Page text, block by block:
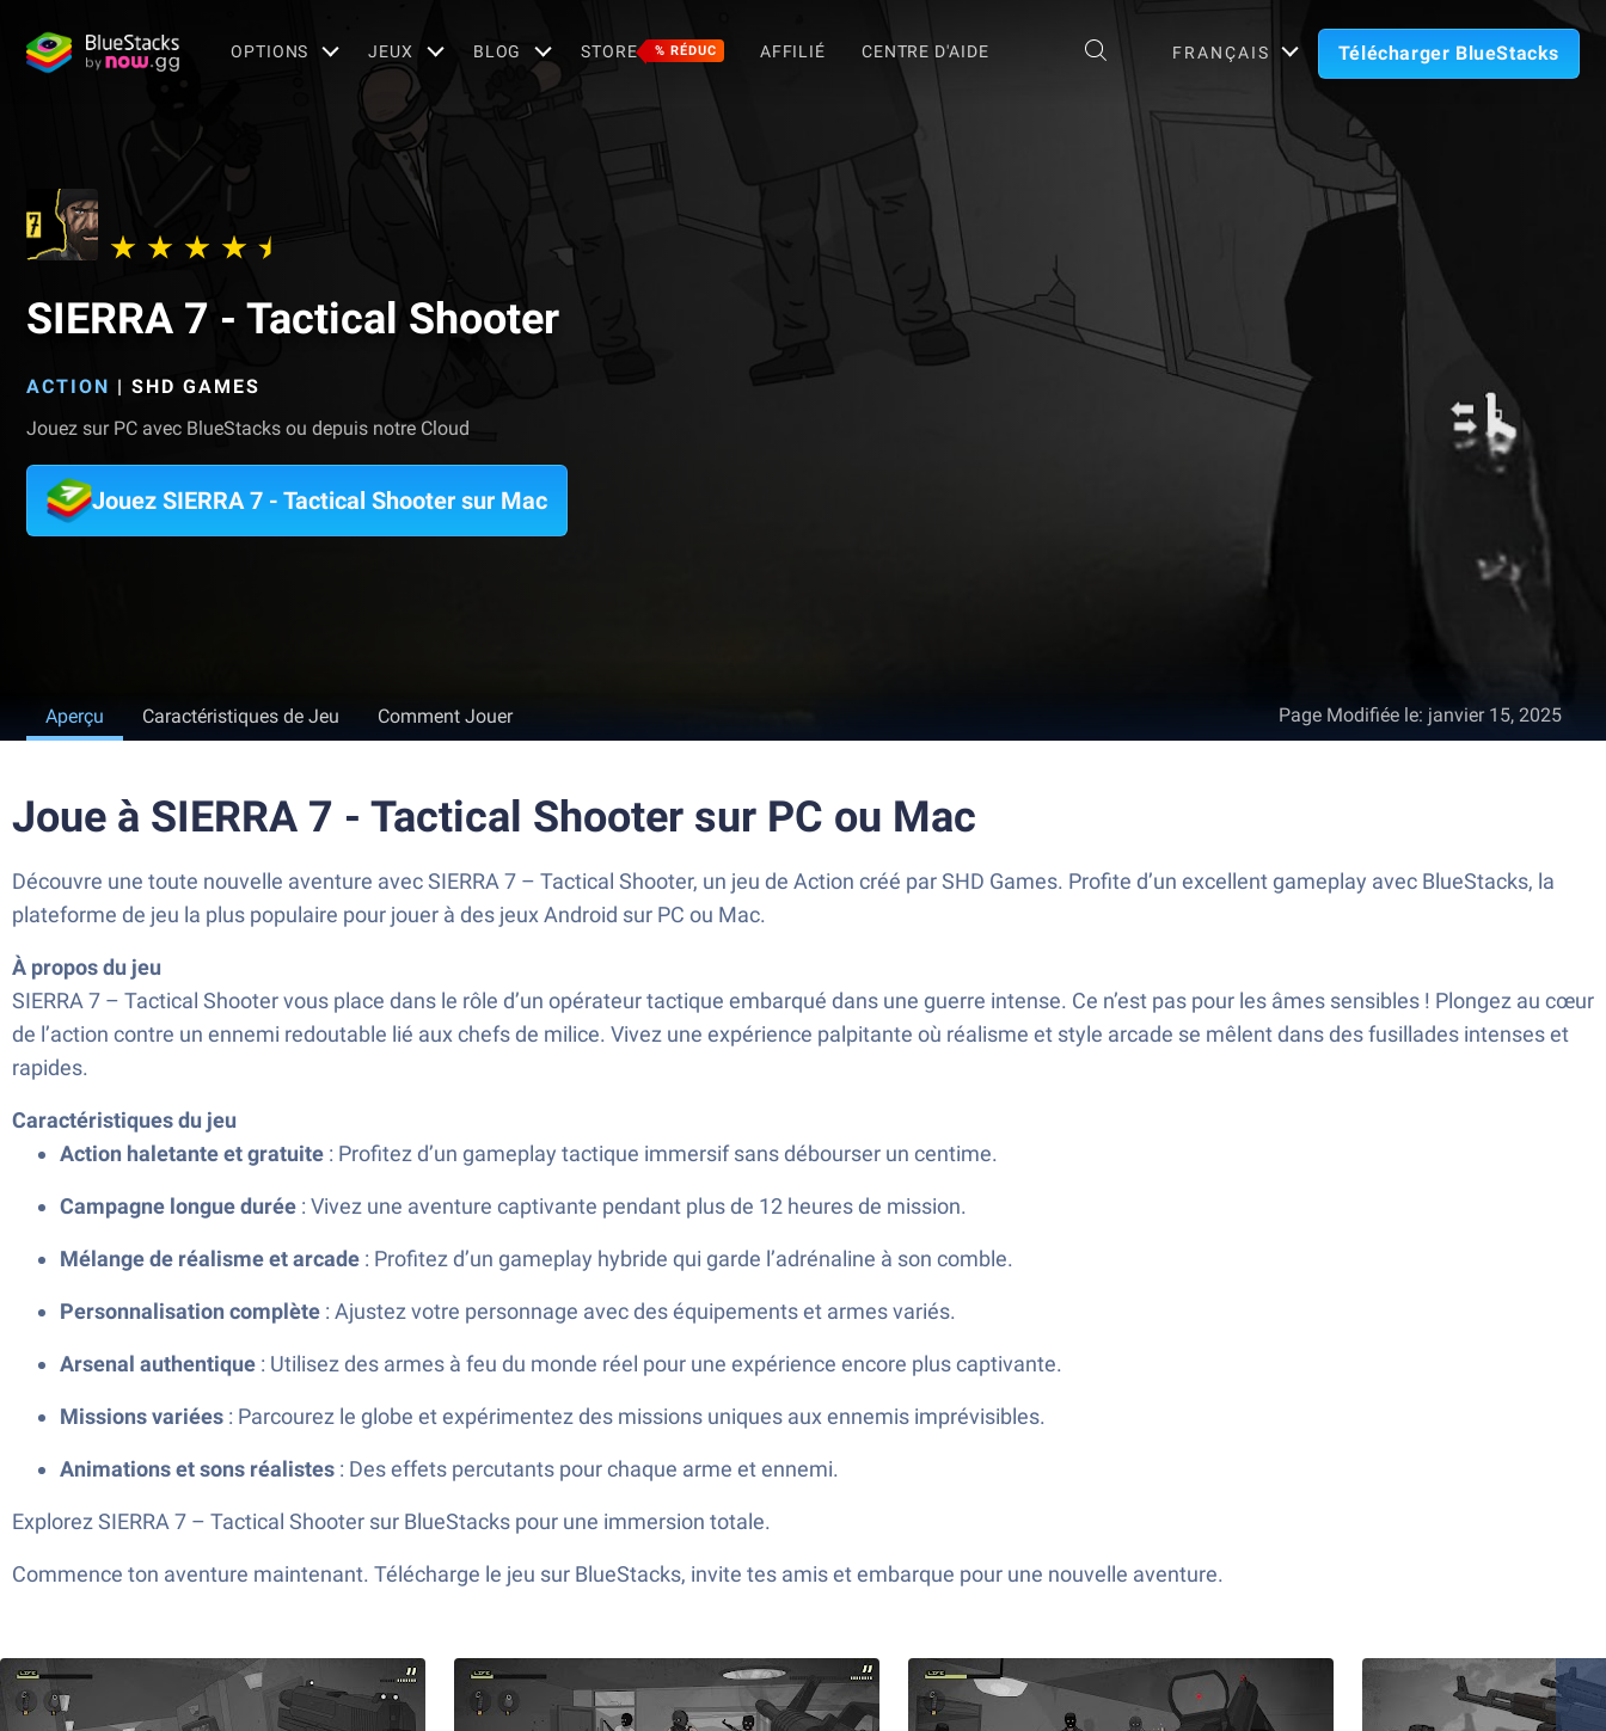
OPTIONS JEUX BLOG STORE % RÉDUC AFFILIÉ CENTRE D'AIDE FRANÇAIS Télécharger BlueStacks
SIERRA 7 - Tactical Shooter
ACTION | SHD GAMES
Jouez sur PC avec BlueStacks ou depuis notre Cloud
Jouez SIERRA 7 - Tactical Shooter sur Mac
Aperçu Caractéristiques de Jeu Comment Jouer Page Modifiée le: janvier 15, 2025
Joue à SIERRA 7 - Tactical Shooter sur PC ou Mac
Découvre une toute nouvelle aventure avec SIERRA 7 – Tactical Shooter, un jeu de Action créé par SHD Games. Profite d’un excellent gameplay avec BlueStacks, la
plateforme de jeu la plus populaire pour jouer à des jeux Android sur PC ou Mac.
À propos du jeu
SIERRA 7 – Tactical Shooter vous place dans le rôle d’un opérateur tactique embarqué dans une guerre intense. Ce n’est pas pour les âmes sensibles ! Plongez au cœur
de l’action contre un ennemi redoutable lié aux chefs de milice. Vivez une expérience palpitante où réalisme et style arcade se mêlent dans des fusillades intenses et
rapides.
Caractéristiques du jeu
Action haletante et gratuite : Profitez d’un gameplay tactique immersif sans débourser un centime.
Campagne longue durée : Vivez une aventure captivante pendant plus de 12 heures de mission.
Mélange de réalisme et arcade : Profitez d’un gameplay hybride qui garde l’adrénaline à son comble.
Personnalisation complète : Ajustez votre personnage avec des équipements et armes variés.
Arsenal authentique : Utilisez des armes à feu du monde réel pour une expérience encore plus captivante.
Missions variées : Parcourez le globe et expérimentez des missions uniques aux ennemis imprévisibles.
Animations et sons réalistes : Des effets percutants pour chaque arme et ennemi.
Explorez SIERRA 7 – Tactical Shooter sur BlueStacks pour une immersion totale.
Commence ton aventure maintenant. Télécharge le jeu sur BlueStacks, invite tes amis et embarque pour une nouvelle aventure.